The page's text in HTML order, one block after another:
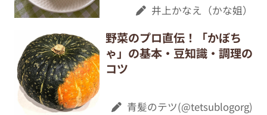
井上かなえ（かな姐）
野菜のプロ直伝！「かぼち
ゃ」の基本・豆知識・調理の
コツ
青髪のテツ(@tetsublogorg)